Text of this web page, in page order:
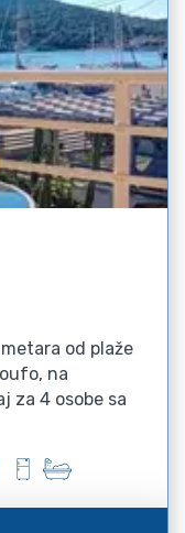
od plaže
na
za 4 osobe sa